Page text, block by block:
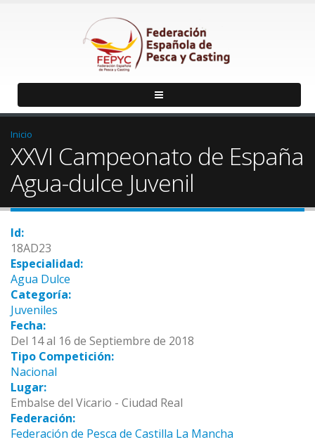
Inicio
XXVI Campeonato de España
Agua-dulce Juvenil
Id:
18AD23
Especialidad:
Agua Dulce
Categoría:
Juveniles
Fecha:
Del 14 al 16 de Septiembre de 2018
Tipo Competición:
Nacional
Lugar:
Embalse del Vicario - Ciudad Real
Federación:
Federación de Pesca de Castilla La Mancha